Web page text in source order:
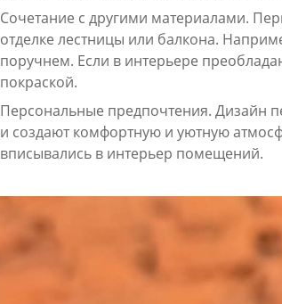
Сочетание с другими материалами.
отделке лестницы или балкона.
поручнем. Если в интерьере
покраской.
Персональные предпочтения. Дизайн
и создают комфортную и уютную
вписывались в интерьер помещений.